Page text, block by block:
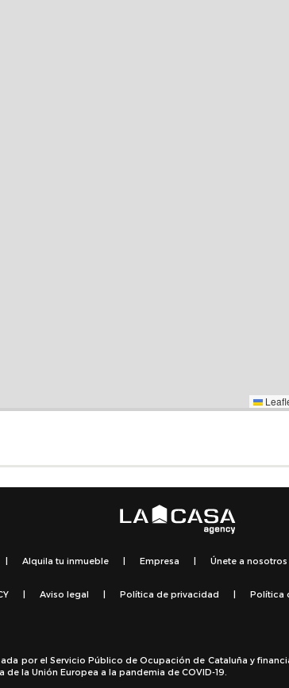
| Alquila tu inmueble | Empresa | Únete a nosotros
| Aviso legal | Política de privacidad | Política
por el Servicio Público de Ocupación de Cataluña y
la Unión Europea a la pandemia de COVID-19.